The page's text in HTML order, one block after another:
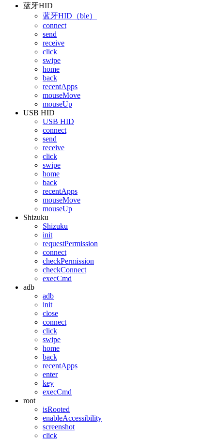
蓝牙HID
蓝牙HID（ble）
connect
send
receive
click
swipe
home
back
recentApps
mouseMove
mouseUp
USB HID
USB HID
connect
send
receive
click
swipe
home
back
recentApps
mouseMove
mouseUp
Shizuku
Shizuku
init
requestPermission
connect
checkPermission
checkConnect
execCmd
adb
adb
init
close
connect
click
swipe
home
back
recentApps
enter
key
execCmd
root
isRooted
enableAccessibility
screenshot
click